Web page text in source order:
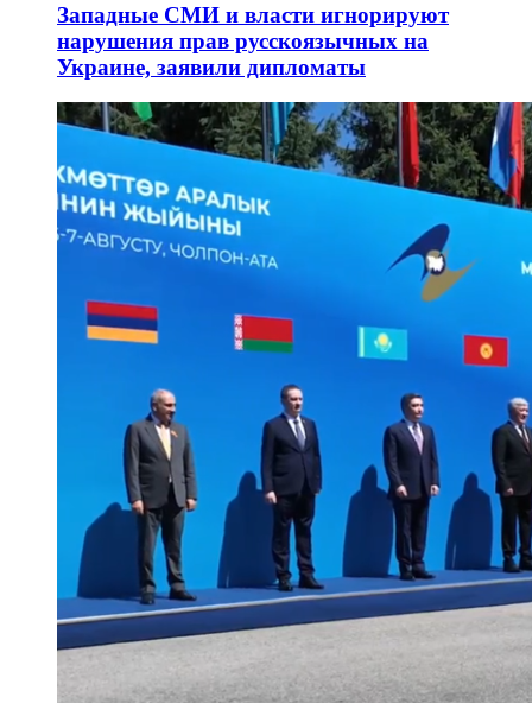
Западные СМИ и власти игнорируют
нарушения прав русскоязычных на
Украине, заявили дипломаты